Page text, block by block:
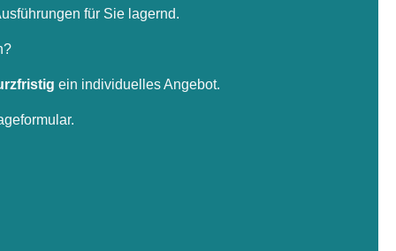
für Sie lagernd.
ein individuelles Angebot.